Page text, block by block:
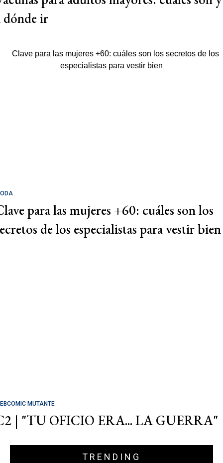
dónde ir
para las mujeres +60: cuáles son los
de los especialistas para vestir bien
MUTANTE
| "TU OFICIO ERA... LA GUERRA"
TRENDING